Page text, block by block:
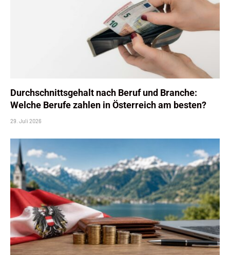
Durchschnittsgehalt nach Beruf und Branche:
Welche Berufe zahlen in Österreich am besten?
29. Juli 2026